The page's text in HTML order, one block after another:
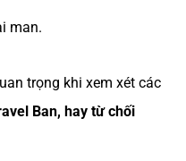
man.
trọng khi xem xét các
Ban, hay từ chối